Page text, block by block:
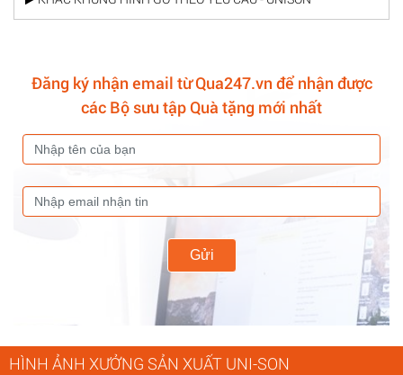
Đăng ký nhận email từ Qua247.vn để nhận được
các Bộ sưu tập Quà tặng mới nhất
Gửi
HÌNH ẢNH XƯỞNG SẢN XUẤT UNI-SON